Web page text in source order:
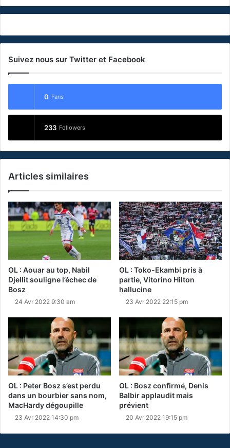
Suivez nous sur Twitter et Facebook
0 Fans
233 Followers
Articles similaires
OL : Aouar au top, Nabil
Djellit souligne l’échec de
Bosz
24 Avr 2022 9:30 am
OL : Toko-Ekambi pris à
partie, Vitorino Hilton
hallucine
23 Avr 2022 22:15 pm
OL : Peter Bosz s’est perdu
dans un bourbier sans nom,
MacHardy dégoupille
23 Avr 2022 14:30 pm
OL : Bosz confirmé, Denis
Balbir applaudit mais
prévient
20 Avr 2022 19:15 pm